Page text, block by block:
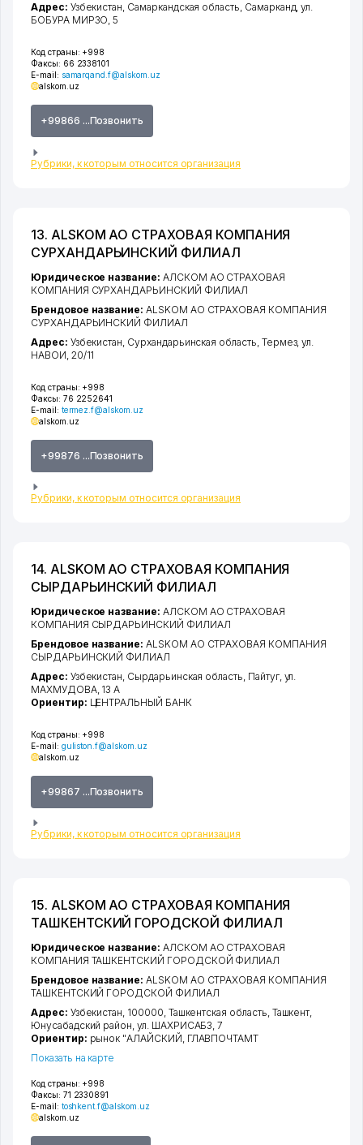
Код страны: +998
Факсы: 66 2338101
E-mail: samarqand.f@alskom.uz
alskom.uz
+99866 ...Позвонить
Рубрики, к которым относится организация
Адрес: Узбекистан, Самаркандская область, Самарканд,ул.
БОБУРА МИРЗО, 5
13. ALSKOM АО СТРАХОВАЯ КОМПАНИЯ
СУРХАНДАРЬИНСКИЙ ФИЛИАЛ
Код страны: +998
Факсы: 76 2252641
E-mail: termez.f@alskom.uz
alskom.uz
+99876 ...Позвонить
Рубрики, к которым относится организация
Юридическое название: АЛСКОМ АО СТРАХОВАЯ
КОМПАНИЯ СУРХАНДАРЬИНСКИЙ ФИЛИАЛ
Брендовое название: ALSKOM АО СТРАХОВАЯ КОМПАНИЯ
СУРХАНДАРЬИНСКИЙ ФИЛИАЛ
Адрес: Узбекистан, Сурхандарьинская область Термез,ул.
НАВОИ , 20/11
14. ALSKOM АО СТРАХОВАЯ КОМПАНИЯ
СЫРДАРЬИНСКИЙ ФИЛИАЛ
Код страны: +998
E-mail: guliston.f@alskom.uz
alskom.uz
+99867 ...Позвонить
Рубрики, к которым относится организация
Юридическое название: АЛСКОМ АО СТРАХОВАЯ
КОМПАНИЯ СЫРДАРЬИНСКИЙ ФИЛИАЛ
Брендовое название: ALSKOM АО СТРАХОВАЯ КОМПАНИЯ
СЫРДАРЬИНСКИЙ ФИЛИАЛ
Адрес: Узбекистан, Сырдарьинская область Пайтуг, ул.
МАХМУДОВА, 13 А
Ориентир: ЦЕНТРАЛЬНЫЙ БАНК
15. ALSKOM АО СТРАХОВАЯ КОМПАНИЯ
ТАШКЕНТСКИЙ ГОРОДСКОЙ ФИЛИАЛ
Код страны: +998
Факсы: 71 2330891
E-mail: toshkent.f@alskom.uz
alskom.uz
Юридическое название: АЛСКОМ АО СТРАХОВАЯ
КОМПАНИЯ ТАШКЕНТСКИЙ ГОРОДСКОЙ ФИЛИАЛ
Брендовое название: ALSKOM АО СТРАХОВАЯ КОМПАНИЯ
ТАШКЕНТСКИЙ ГОРОДСКОЙ ФИЛИАЛ
Адрес: Узбекистан, 100000, Ташкентская область Ташкент
Юнусабадский район ,ул. ШАХРИСАБЗ , 7
Ориентир: рынок "АЛАЙСКИЙ, ГЛАВПОЧТАМТ
Показать на карте